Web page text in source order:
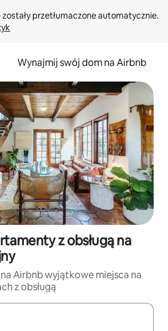
Wynajmij swój dom na Airbnb
z obsługą na
Airbnb wyjątkowe miejsca na
z obsługą
możesz poruszać się po nich za